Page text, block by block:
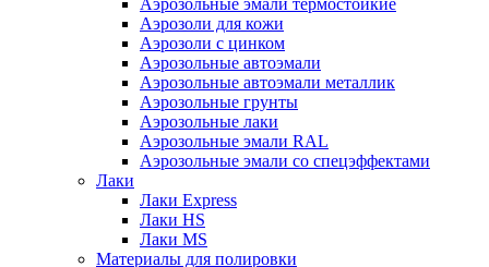
Аэрозоли для кожи
Аэрозоли с цинком
Аэрозольные автоэмали
Аэрозольные автоэмали металлик
Аэрозольные грунты
Аэрозольные лаки
Аэрозольные эмали RAL
Аэрозольные эмали со спецэффектами
Лаки
Лаки Express
Лаки HS
Лаки MS
Материалы для полировки